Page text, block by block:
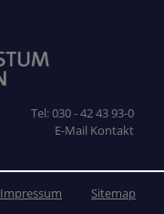
Tel: 030 - 42 43 93-0
E-Mail Kontakt
Impressum Sitemap